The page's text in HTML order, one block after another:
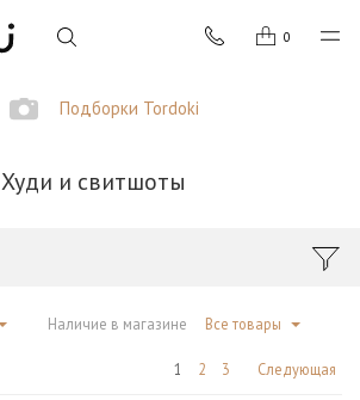
0
Подборки Tordoki
Худи и свитшоты
Наличие в магазине Все товары
1 2 3 Следующая